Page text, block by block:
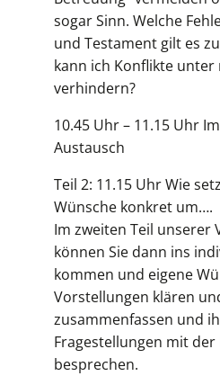
sogar Sinn. Welche
und Testament gilt es
kann ich Konflikte unter
verhindern?
10.45 Uhr – 11.15 Uhr
Austausch
Teil 2: 11.15 Uhr Wie
Wünsche konkret um….
Im zweiten Teil unserer
können Sie dann ins
kommen und eigene
Vorstellungen klären
zusammenfassen und
Fragestellungen mit der
besprechen.